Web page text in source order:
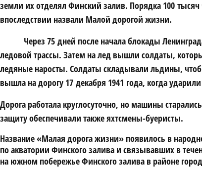
земли их отделял Финский залив. Порядка 100
впоследствии назвали Малой дорогой жизни.
Через 75 дней после начала блокады
ледовой трассы. Затем на лед вышли солдаты,
ледяные наросты. Солдаты складывали льдины,
вышла на дорогу 17 декабря 1941 года, когда
Дорога работала круглосуточно, но машины
защиту обеспечивали также яхтсмены-буеристы.
Название «Малая дорога жизни» появилось в
по акватории Финского залива и связывавших в
на южном побережье Финского залива в районе